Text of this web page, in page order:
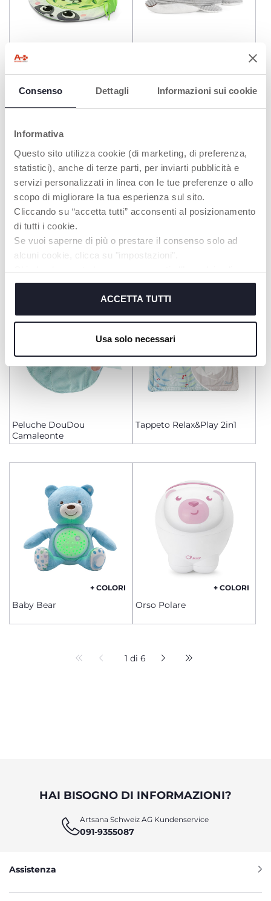
Consenso Dettagli Informazioni sui cookie
Informativa
Questo sito utilizza cookie (di marketing, di preferenza,
statistici), anche di terze parti, per inviarti pubblicità e
servizi personalizzati in linea con le tue preferenze o allo
scopo di migliorare la tua esperienza sul sito.
Cliccando su “accetta tutti” acconsenti al posizionamento
di tutti i cookie.
Se vuoi saperne di più o prestare il consenso solo ad
alcuni cookie, clicca su "impostazioni".
Chiudendo questo banner acconsenti all’uso dei soli
cookie tecnici, indispensabili per fruire del servizio
ACCETTA TUTTI
Usa solo necessari
Tappeto da gioco con tetto
– per interni ed esterni
proiettore luce notturna
Rainbow Sky Giostrina Peluche Baby Tartaruga
Peluche DouDou
Camaleonte
Tappeto Relax&Play 2in1
+ COLORI
Baby Bear
+ COLORI
Orso Polare
1 di 6
HAI BISOGNO DI INFORMAZIONI?
Artsana Schweiz AG Kundenservice
091-9355087
Assistenza